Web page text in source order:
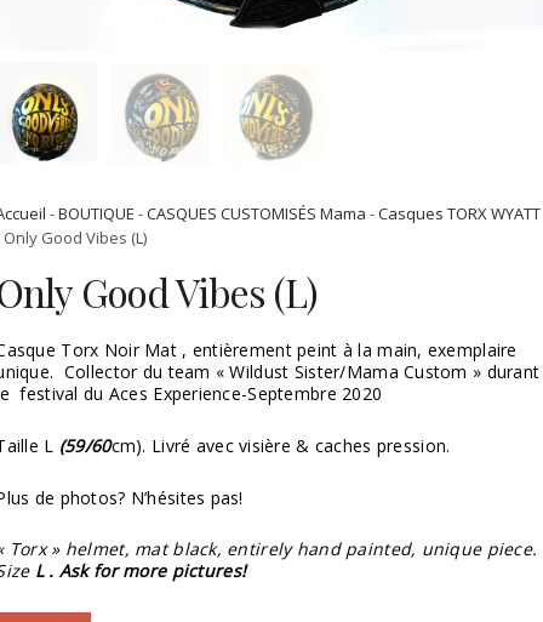
-BOUTIQUE -CASQUES CUSTOMISÉS Mama -Casques TORX WYATT
Only Good Vibes (L)
Good Vibes (L)
Torx Noir Mat , entièrement peint à la main, exemplaire
Collector du team « Wildust Sister/Mama Custom » durant
festival du Aces Experience-Septembre 2020
L (59/60cm). Livré avec visière & caches pression.
de photos? N’hésites pas!
Torx » helmet, mat black, entirely hand painted, unique piece.
L . Ask for more pictures!